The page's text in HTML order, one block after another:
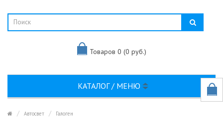
Товаров 0 (0 руб.)
КАТАЛОГ / МЕНЮ
Автосвет
Галоген